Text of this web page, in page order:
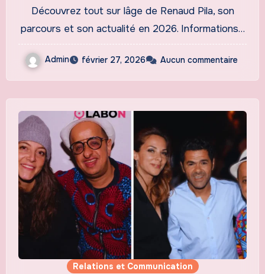
Découvrez tout sur lâge de Renaud Pila, son
parcours et son actualité en 2026. Informations…
Admin février 27, 2026 Aucun commentaire
Relations et Communication